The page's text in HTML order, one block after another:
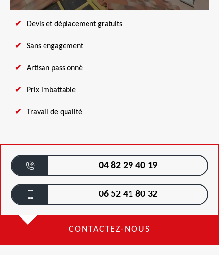
Devis et déplacement gratuits
Sans engagement
Artisan passionné
Prix imbattable
Travail de qualité
04 82 29 40 19
06 52 41 80 32
CONTACTEZ-NOUS